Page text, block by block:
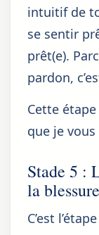
intuitif de
se sentir
prêt(e).
pardon,
Cette
que je
Stade 5 :
la
C’est